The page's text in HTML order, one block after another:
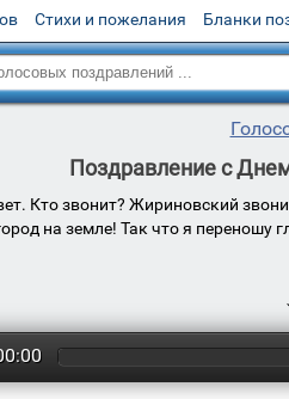
Стихи и пожелания Бланки
Поздравление с
Кто звонит? Жириновский
на земле! Так что я переношу